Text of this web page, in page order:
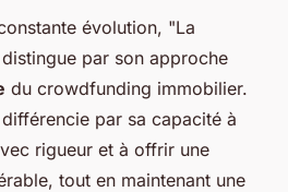
évolution, "La
par son approche
du crowdfunding immobilier.
par sa capacité à
rigueur et à offrir une
tout en maintenant une